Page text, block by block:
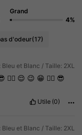
Grand
4%
d'odeur(17)
Bleu et Blanc / Taille: 2XL
👍🏻 😌 😉 😁 👌🏻 😎
Utile (0)
Bleu et Blanc / Taille: 2XL